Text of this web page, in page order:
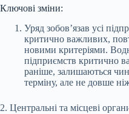
Ключові зміни:
Уряд зобов’язав усі
критично важливих,
новими критеріями.
підприємств критично
раніше, залишаються
терміну, але не довше
2. Центральні та місцеві